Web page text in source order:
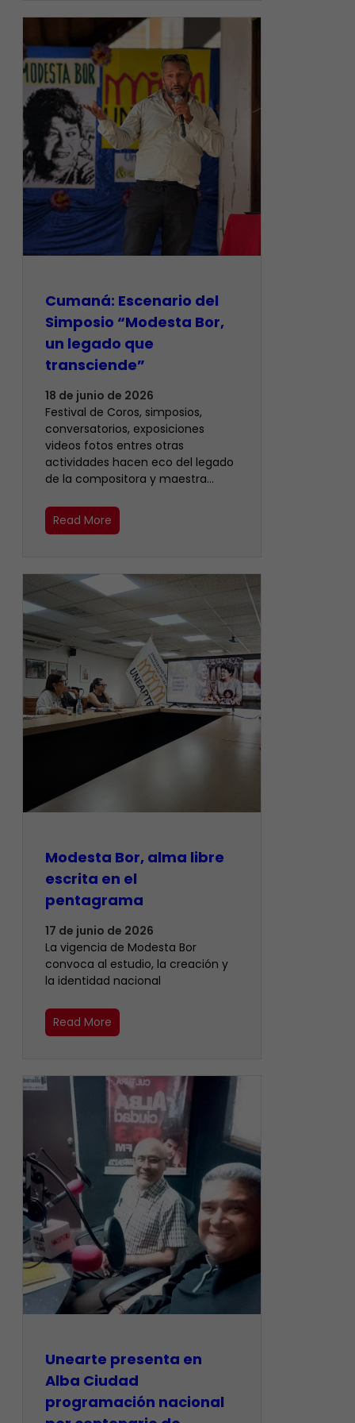
Cumaná: Escenario del
Simposio “Modesta Bor,
un legado que
transciende”
18 de junio de 2026
Festival de Coros, simposios,
conversatorios, exposiciones
videos fotos entres otras
actividades hacen eco del legado
de la compositora y maestra…
Read More
Modesta Bor, alma libre
escrita en el
pentagrama
17 de junio de 2026
La vigencia de Modesta Bor
convoca al estudio, la creación y
la identidad nacional
Read More
​Unearte presenta en
Alba Ciudad
programación nacional